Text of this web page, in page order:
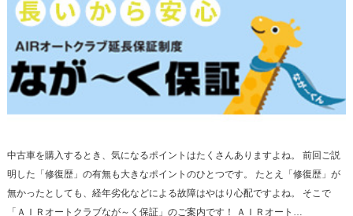
中古車を購入するとき、気になるポイントはたくさんありますよね。 前回ご説
明した「修復歴」の有無も大きなポイントのひとつです。 たとえ「修復歴」が
無かったとしても、経年劣化などによる故障はやはり心配ですよね。 そこで
「ＡＩＲオートクラブなが～く保証」のご案内です！ ＡＩＲオート…